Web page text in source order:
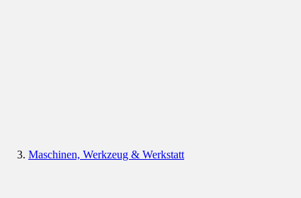
Maschinen, Werkzeug & Werkstatt